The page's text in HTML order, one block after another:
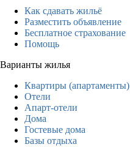
Как сдавать жильё
Разместить объявление
Бесплатное страхование
Помощь
Варианты жилья
Квартиры (апартаменты)
Отели
Апарт-отели
Дома
Гостевые дома
Базы отдыха